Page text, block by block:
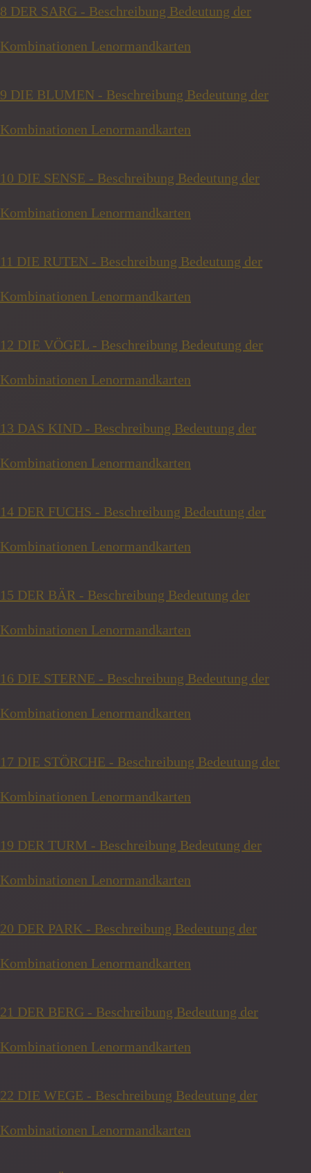
8 DER SARG - Beschreibung Bedeutung der
Kombinationen Lenormandkarten
9 DIE BLUMEN - Beschreibung Bedeutung der
Kombinationen Lenormandkarten
10 DIE SENSE - Beschreibung Bedeutung der
Kombinationen Lenormandkarten
11 DIE RUTEN - Beschreibung Bedeutung der
Kombinationen Lenormandkarten
12 DIE VÖGEL - Beschreibung Bedeutung der
Kombinationen Lenormandkarten
13 DAS KIND - Beschreibung Bedeutung der
Kombinationen Lenormandkarten
14 DER FUCHS - Beschreibung Bedeutung der
Kombinationen Lenormandkarten
15 DER BÄR - Beschreibung Bedeutung der
Kombinationen Lenormandkarten
16 DIE STERNE - Beschreibung Bedeutung der
Kombinationen Lenormandkarten
17 DIE STÖRCHE - Beschreibung Bedeutung der
Kombinationen Lenormandkarten
19 DER TURM - Beschreibung Bedeutung der
Kombinationen Lenormandkarten
20 DER PARK - Beschreibung Bedeutung der
Kombinationen Lenormandkarten
21 DER BERG - Beschreibung Bedeutung der
Kombinationen Lenormandkarten
22 DIE WEGE - Beschreibung Bedeutung der
Kombinationen Lenormandkarten